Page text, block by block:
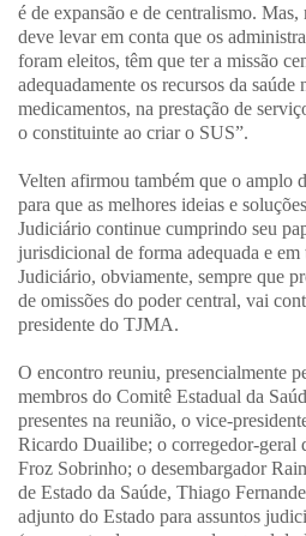
é de expansão e de centralismo. Mas,
deve levar em conta que os
foram eleitos, têm que ter a missão
adequadamente os recursos da saúde
medicamentos, na prestação de
o constituinte ao criar o SUS”.
Velten afirmou também que o amplo
para que as melhores ideias e
Judiciário continue cumprindo seu
jurisdicional de forma adequada e
Judiciário, obviamente, sempre que
de omissões do poder central, vai
presidente do TJMA.
O encontro reuniu, presencialmente
membros do Comitê Estadual da
presentes na reunião, o vice-
Ricardo Duailibe; o corregedor-geral
Froz Sobrinho; o desembargador
de Estado da Saúde, Thiago
adjunto do Estado para assuntos